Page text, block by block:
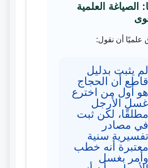
الصياغة العلمية
علميًا أن نقول:
لم يثبت بدليل
قاطع أن الحجاج
هو أول من اخترع
غسل الأرجل
مطلقًا، لكن ثبت
في مصادر
تفسيرية سنية
معتبرة أنه خطب
وأمر بغسل